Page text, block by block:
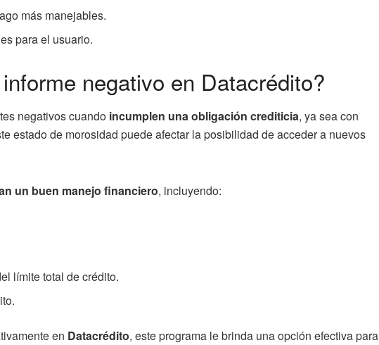
más manejables.
para el usuario.
negativo en Datacrédito?
negativos cuando incumplen una obligación crediticia, ya sea con
estado de morosidad puede afectar la posibilidad de acceder a nuevos
un buen manejo financiero, incluyendo:
límite total de crédito.
en Datacrédito, este programa le brinda una opción efectiva para